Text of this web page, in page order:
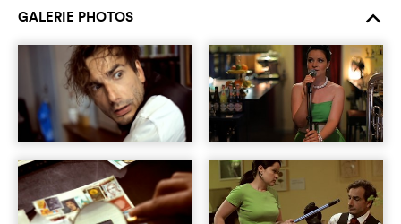
GALERIE PHOTOS o